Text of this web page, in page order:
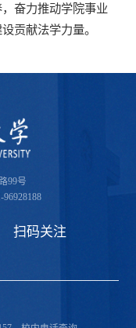
奋力推动学院事业
贡献法学力量。
99号
扫码关注